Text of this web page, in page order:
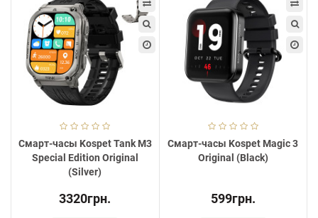
Смарт-часы Kospet Tank M3
Special Edition Original
(Silver)
3320грн.
Смарт-часы Kospet Magic 3
Original (Black)
599грн.